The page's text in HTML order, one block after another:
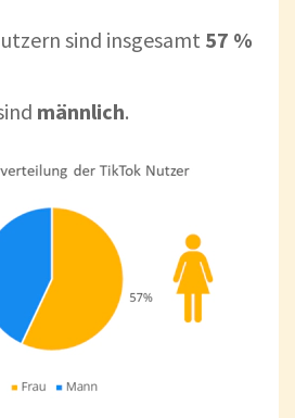
sind insgesamt 57 %
männlich.